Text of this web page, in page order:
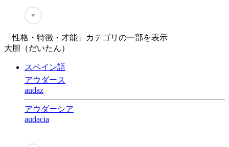
♥
「性格・特徴・才能」カテゴリの一部を表示
大胆（だいたん）
スペイン語
アウダース
audaz
アウダーシア
audacia